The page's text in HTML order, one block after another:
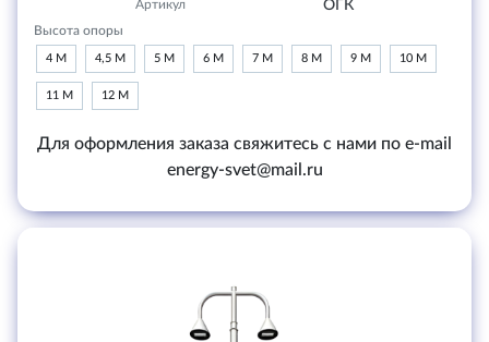
Артикул ОГК
Высота опоры
4 М 4,5 М 5 М 6 М 7 М 8 М 9 М 10 М
11 М 12 М
Для оформления заказа свяжитесь с нами по e-mail
energy-svet@mail.ru